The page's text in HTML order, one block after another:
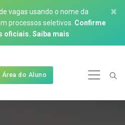
vagas usando o nome da
processos seletivos. Confirme
oficiais. Saiba mais
×
Área do Aluno